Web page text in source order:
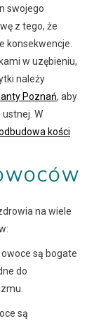
swojego
z tego, że
konsekwencje.
w uzębieniu,
należy
Poznań, aby
W
kości
na wiele
są bogate
do
są